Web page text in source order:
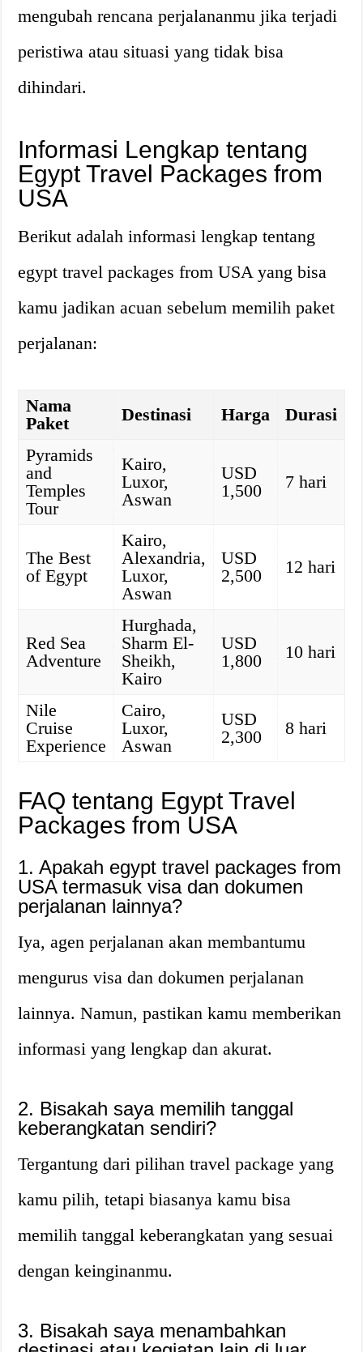
mengubah rencana perjalananmu jika terjadi
peristiwa atau situasi yang tidak bisa
dihindari.
Informasi Lengkap tentang
Egypt Travel Packages from
USA
Berikut adalah informasi lengkap tentang
egypt travel packages from USA yang bisa
kamu jadikan acuan sebelum memilih paket
perjalanan:
Nama
Paket
Destinasi Harga
Durasi
Pyramids
and
Temples
Tour
Kairo,
Luxor,
Aswan
USD
1,500
7 hari
The Best
of Egypt
Kairo,
Alexandria,
Luxor,
Aswan
USD
2,500
12 hari
Red Sea
Adventure
Hurghada,
Sharm El-
Sheikh,
Kairo
USD
1,800
10 hari
Nile
Cruise
Experience
Cairo,
Luxor,
Aswan
USD
2,300
8 hari
FAQ tentang Egypt Travel
Packages from USA
1. Apakah egypt travel packages from
USA termasuk visa dan dokumen
perjalanan lainnya?
Iya, agen perjalanan akan membantumu
mengurus visa dan dokumen perjalanan
lainnya. Namun, pastikan kamu memberikan
informasi yang lengkap dan akurat.
2. Bisakah saya memilih tanggal
keberangkatan sendiri?
Tergantung dari pilihan travel package yang
kamu pilih, tetapi biasanya kamu bisa
memilih tanggal keberangkatan yang sesuai
dengan keinginanmu.
3. Bisakah saya menambahkan